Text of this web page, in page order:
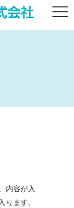
内容が入
ります。